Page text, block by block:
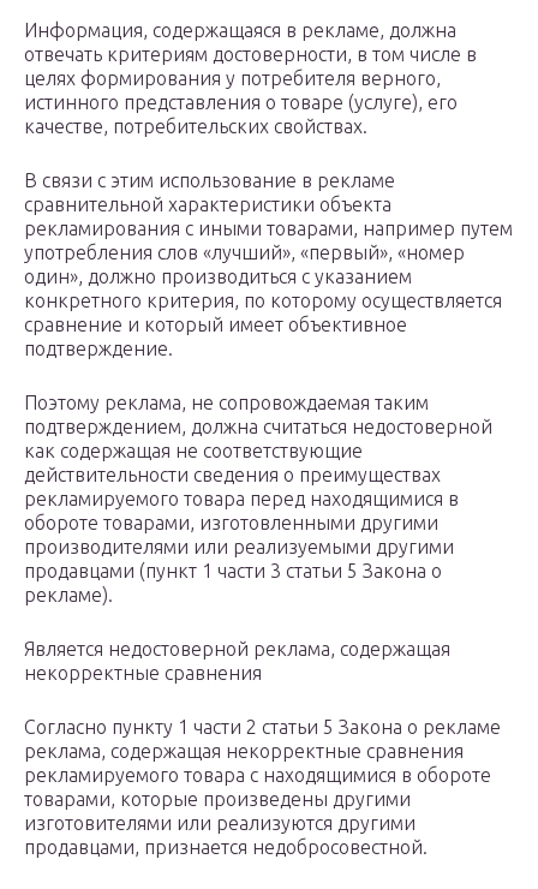
Информация, содержащаяся в рекламе, должна
отвечать критериям достоверности, в том числе в
целях формирования у потребителя верного,
истинного представления о товаре (услуге), его
качестве, потребительских свойствах.
В связи с этим использование в рекламе
сравнительной характеристики объекта
рекламирования с иными товарами, например путем
употребления слов «лучший», «первый», «номер
один», должно производиться с указанием
конкретного критерия, по которому осуществляется
сравнение и который имеет объективное
подтверждение.
Поэтому реклама, не сопровождаемая таким
подтверждением, должна считаться недостоверной
как содержащая не соответствующие
действительности сведения о преимуществах
рекламируемого товара перед находящимися в
обороте товарами, изготовленными другими
производителями или реализуемыми другими
продавцами (пункт 1 части 3 статьи 5 Закона о
рекламе).
Является недостоверной реклама, содержащая
некорректные сравнения
Согласно пункту 1 части 2 статьи 5 Закона о рекламе
реклама, содержащая некорректные сравнения
рекламируемого товара с находящимися в обороте
товарами, которые произведены другими
изготовителями или реализуются другими
продавцами, признается недобросовестной.